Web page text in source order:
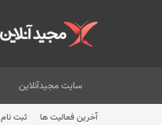
سایت مجیدآنلاین
آخرین فعالیت ها ثبت نام